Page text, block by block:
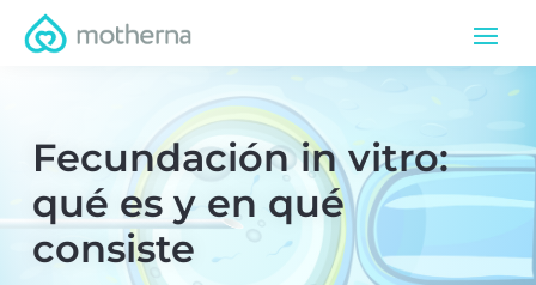
Fecundación in vitro:
qué es y en qué
consiste